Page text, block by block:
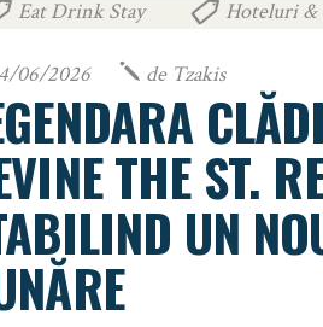
Eat Drink Stay Hoteluri &
06/2026 de Tzakis
THE ST.
UN